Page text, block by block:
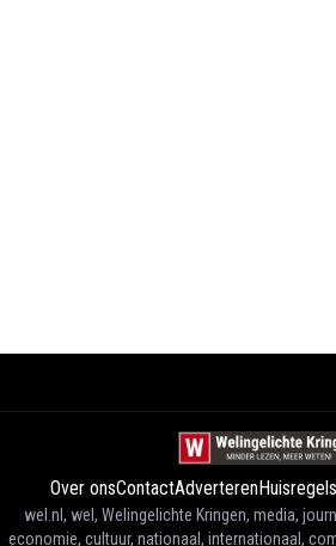
Over onsContactAdverterenHuisregels
wel.nl, wel, Welingelichte Kringen, media,
economie, cultuur, nationaal, internationaal,